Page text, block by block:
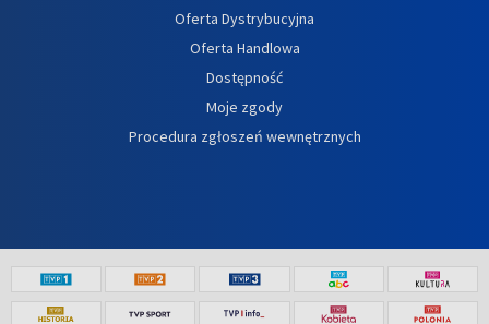
Oferta Dystrybucyjna
Oferta Handlowa
Dostępność
Moje zgody
Procedura zgłoszeń wewnętrznych